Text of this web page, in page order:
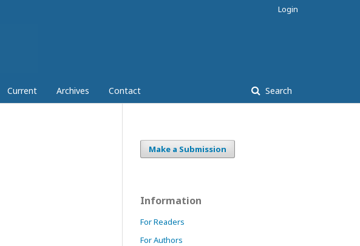
Current Archives Contact Search
Login
Make a Submission
Information
For Readers
For Authors